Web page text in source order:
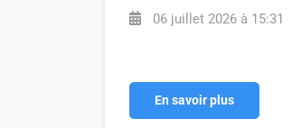
06 juillet 2026 à 15:31
En savoir plus